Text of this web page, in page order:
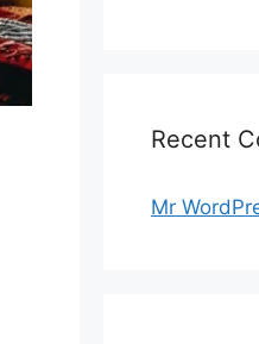
Recent
Mr